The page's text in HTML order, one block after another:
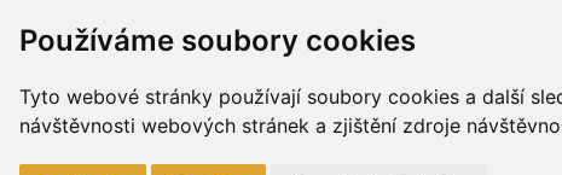
Používáme soubory cookies
Tyto webové stránky používají soubory cookies a další
návštěvnosti webových stránek a zjištění zdroje